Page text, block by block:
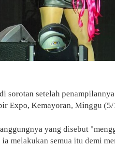
sorotan setelah
Expo, Kemayoran, Minggu
yang disebut
melakukan semua itu demi